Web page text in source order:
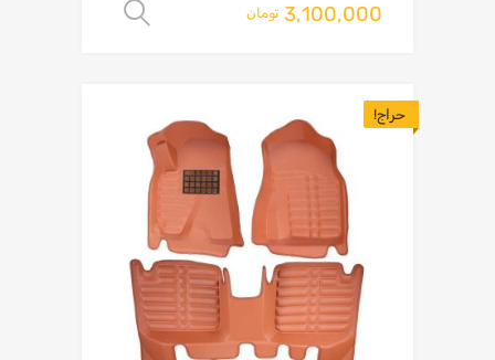
3,100,000 تومان
حراج!